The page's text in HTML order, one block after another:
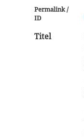
Permalink /
ID
Titel